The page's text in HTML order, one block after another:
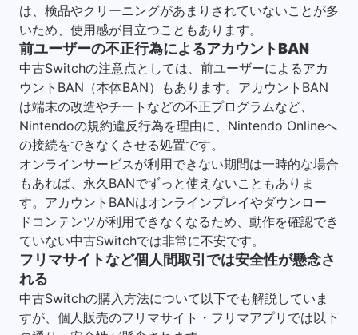
は、検品やクリーニングがあまりされていないことが多
いため、使用感が目立つこともあります。
前ユーザーの不正行為によるアカウントBAN
中古Switchの注意点としては、前ユーザーによるアカ
ウントBAN（本体BAN）もあります。アカウントBAN
は端末の改造やチートなどの不正プログラムなど、
Nintendoの規約違反行為を理由に、Nintendo Onlineへ
の接続をできなくさせる処置です。
オンラインサービスが利用できない期間は一時的な場合
もあれば、永久BANでずっと使えないこともありま
す。アカウントBANはオンラインプレイやダウンロー
ドコンテンツが利用できなくなるため、動作を確認でき
ていない中古Switchでは非常に不安です。
フリマサイトなど個人間取引では安全性が懸念さ
れる
中古Switchの購入方法について以下でも解説していま
すが、個人販売のフリマサイト・フリマアプリでは以下